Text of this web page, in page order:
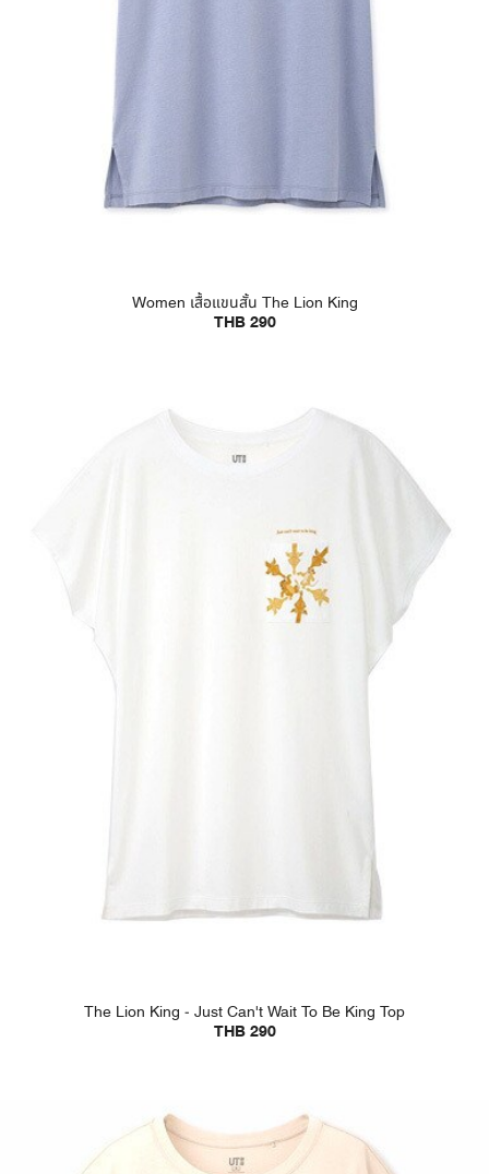
Women เสื้อแขนสั้น The Lion King
THB 290
The Lion King - Just Can't Wait To Be King Top
THB 290